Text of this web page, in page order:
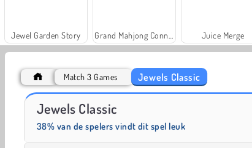
Jewel Garden Story Juice Merge
Solitaire Social
Match 3 Games Jewels Classic
Jewels Classic
38% van de spelers vindt dit spel leuk